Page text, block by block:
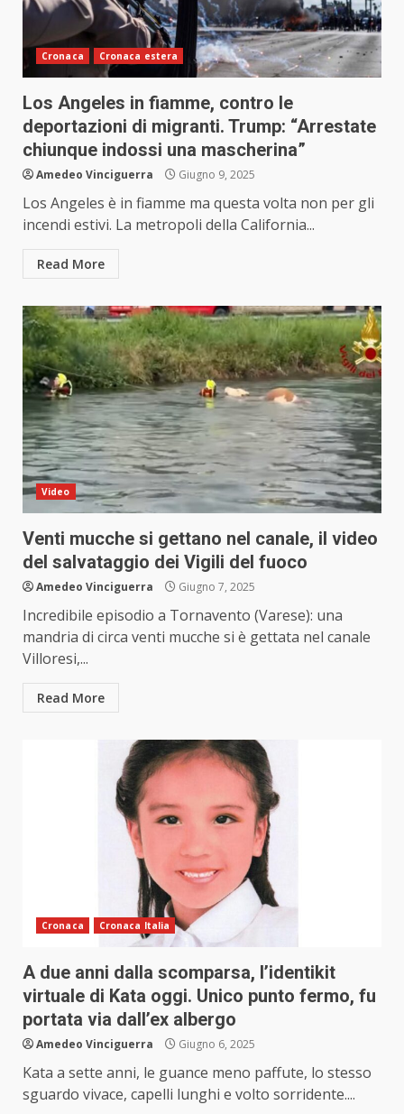
Cronaca Cronaca estera
Los Angeles in fiamme, contro le
deportazioni di migranti. Trump: “Arrestate
chiunque indossi una mascherina”
Amedeo Vinciguerra Giugno 9, 2025
Los Angeles è in fiamme ma questa volta non per gli
incendi estivi. La metropoli della California...
Read More
Video
Venti mucche si gettano nel canale, il video
del salvataggio dei Vigili del fuoco
Amedeo Vinciguerra Giugno 7, 2025
Incredibile episodio a Tornavento (Varese): una
mandria di circa venti mucche si è gettata nel canale
Villoresi,...
Read More
Cronaca Cronaca Italia
A due anni dalla scomparsa, l’identikit
virtuale di Kata oggi. Unico punto fermo, fu
portata via dall’ex albergo
Amedeo Vinciguerra Giugno 6, 2025
Kata a sette anni, le guance meno paffute, lo stesso
sguardo vivace, capelli lunghi e volto sorridente....